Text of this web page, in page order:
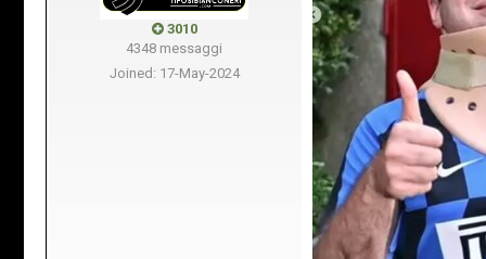
3010
4348 messaggi
Joined: 17-May-2024